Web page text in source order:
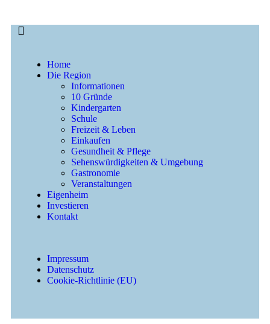
Home
Die Region
Informationen
10 Gründe
Kindergarten
Schule
Freizeit & Leben
Einkaufen
Gesundheit & Pflege
Sehenswürdigkeiten & Umgebung
Gastronomie
Veranstaltungen
Eigenheim
Investieren
Kontakt
Impressum
Datenschutz
Cookie-Richtlinie (EU)